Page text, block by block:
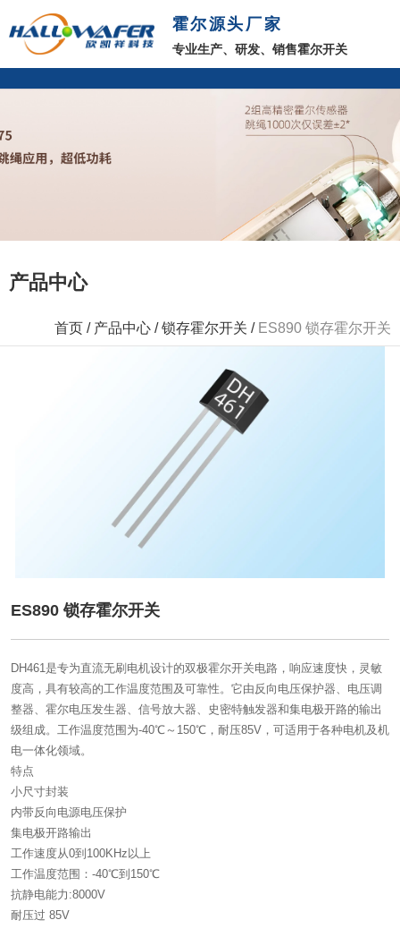
霍尔源头厂家
专业生产、研发、销售霍尔开关
产品中心
首页 / 产品中心 /锁存霍尔开关 / ES890 锁存霍尔开关
ES890 锁存霍尔开关
DH461是专为直流无刷电机设计的双极霍尔开关电路，响应速度快，灵敏
度高，具有较高的工作温度范围及可靠性。它由反向电压保护器、电压调
整器、霍尔电压发生器、信号放大器、史密特触发器和集电极开路的输出
级组成。工作温度范围为-40℃～150℃，耐压85V，可适用于各种电机及机
电一体化领域。
特点
小尺寸封装
内带反向电源电压保护
集电极开路输出
工作速度从0到100KHz以上
工作温度范围：-40℃到150℃
抗静电能力:8000V
耐压过 85V